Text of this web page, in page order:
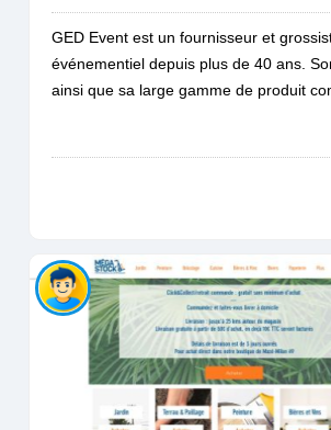
GED Event est un fournisseur et
événementiel depuis plus de 40 ans.
ainsi que sa large gamme de produit